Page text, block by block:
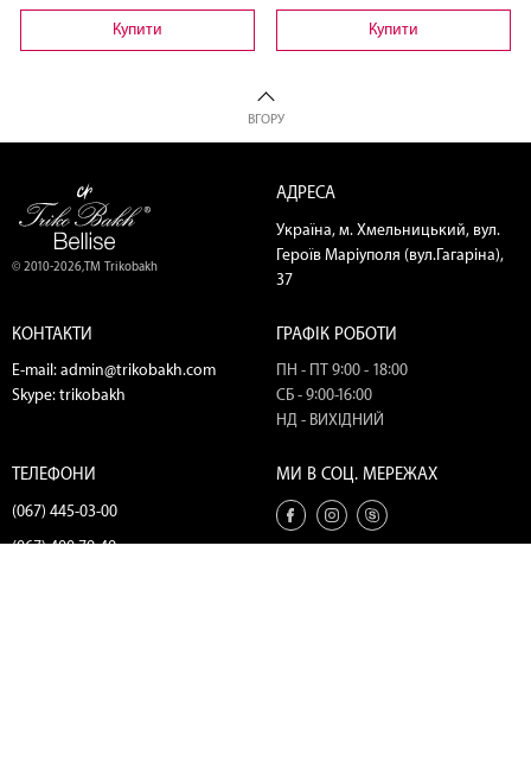
Купити Купити
ВГОРУ
© 2010-2026,ТМ Trikobakh
АДРЕСА
Україна, м. Хмельницький, вул.
Героїв Маріуполя (вул.Гагаріна),
37
КОНТАКТИ
E-mail: admin@trikobakh.com
Skype: trikobakh
ГРАФІК РОБОТИ
ПН - ПТ 9:00 - 18:00
СБ - 9:00-16:00
НД - ВИХІДНИЙ
ТЕЛЕФОНИ
(067) 445-03-00
(067) 400-79-49
МИ В СОЦ. МЕРЕЖАХ